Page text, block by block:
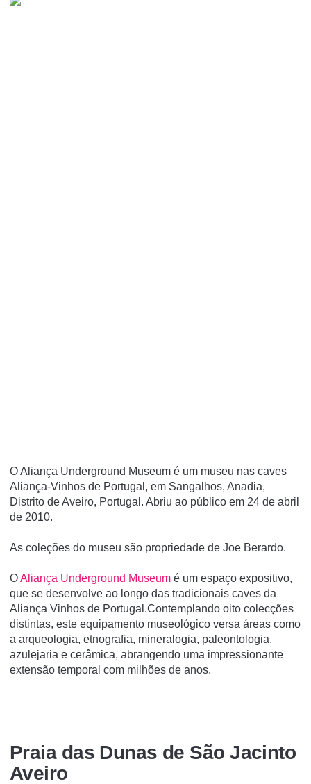
O Aliança Underground Museum é um museu nas caves
Aliança-Vinhos de Portugal, em Sangalhos, Anadia,
Distrito de Aveiro, Portugal. Abriu ao público em 24 de abril
de 2010.
As coleções do museu são propriedade de Joe Berardo.
OAliança Underground Museum é um espaço expositivo,
que se desenvolve ao longo das tradicionais caves da
Aliança Vinhos de Portugal.Contemplando oito colecções
distintas, este equipamento museológico versa áreas como
a arqueologia, etnografia, mineralogia, paleontologia,
azulejaria e cerâmica, abrangendo uma impressionante
extensão temporal com milhões de anos.
Praia das Dunas de São Jacinto
Aveiro